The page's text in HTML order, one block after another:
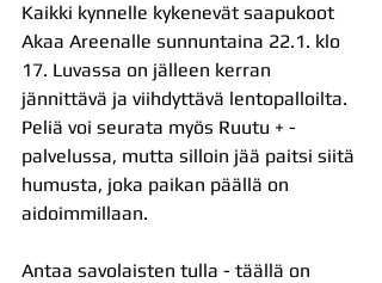
Kaikki kynnelle kykenevät saapukoot
Akaa Areenalle sunnuntaina 22.1. klo
17. Luvassa on jälleen kerran
jännittävä ja viihdyttävä lentopalloilta.
Peliä voi seurata myös Ruutu + -
palvelussa, mutta silloin jää paitsi siitä
humusta, joka paikan päällä on
aidoimmillaan.
Antaa savolaisten tulla - täällä on